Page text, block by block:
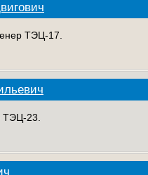
ТЭЦ-17.
ТЭЦ-23.